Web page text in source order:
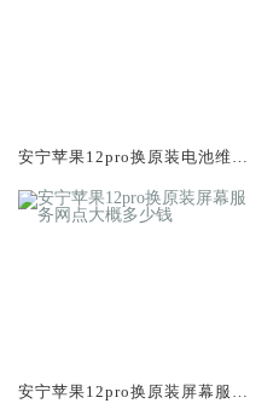
安宁苹果12pro换原装电池维修
安宁苹果12pro换原装屏幕服务